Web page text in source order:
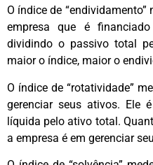
O índice de
empresa que é
dividindo o passivo total
maior o índice, maior o
O índice de “rotatividade”
gerenciar seus ativos. Ele
líquida pelo ativo total.
a empresa é em gerenciar